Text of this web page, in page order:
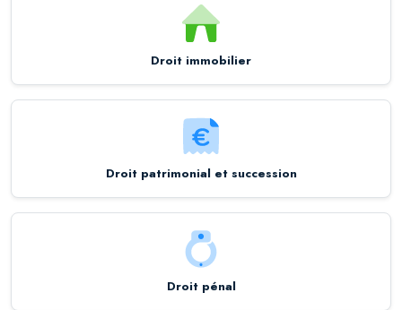
Droit immobilier
Droit patrimonial et succession
Droit pénal